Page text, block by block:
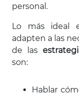
personal.
Lo más ideal
adapten a las
de las
son:
Hablar